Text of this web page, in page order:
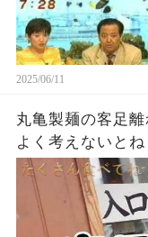
2025/06/11
丸亀製麺の客足
よく考えないとね